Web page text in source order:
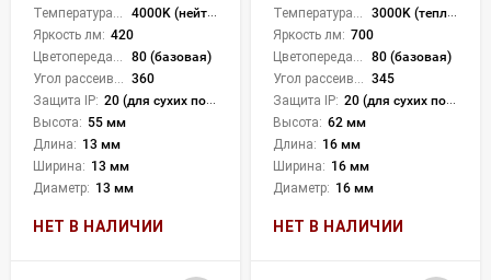
4000K (нейтральный)
Яркость лм: 420
80 (базовая)
360
Защита IP: 20 (для сухих пом.)
Высота: 55 мм
Длина: 13 мм
Ширина: 13 мм
Диаметр: 13 мм
НЕТ В НАЛИЧИИ
3000K (теплый)
Яркость лм: 700
80 (базовая)
345
Защита IP: 20 (для сухих пом.)
Высота: 62 мм
Длина: 16 мм
Ширина: 16 мм
Диаметр: 16 мм
НЕТ В НАЛИЧИИ